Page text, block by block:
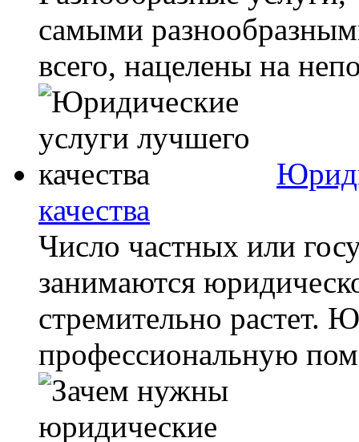
самыми
всего, нацелены на
качества
Число частных или
занимаются
стремительно растет.
профессиональную